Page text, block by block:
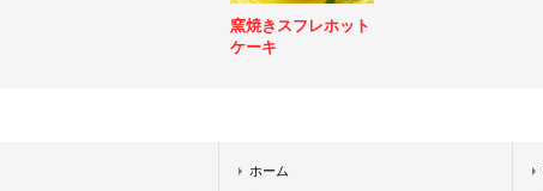
窯焼きスフレホット
ケーキ
ホーム